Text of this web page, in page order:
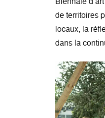
de territoires
locaux, la
dans la